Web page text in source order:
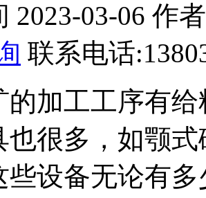
2023-03-06 作
联系电话
工工序有给
也很多，如颚
些设备无论有